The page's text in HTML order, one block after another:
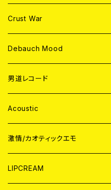
Crust War
Debauch Mood
男道レコード
Acoustic
JAPAN
CD
WORLD
激情/カオティックエモ
JAPAN
LIPCREAM